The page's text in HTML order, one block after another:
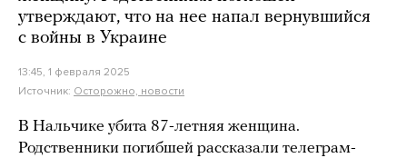
утверждают, что на нее напал вернувшийся
с войны в Украине
13:45, 1 февраля 2025
Источник: Осторожно, новости
В Нальчике убита 87-летняя женщина.
Родственники погибшей рассказали телеграм-